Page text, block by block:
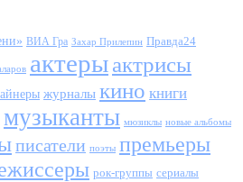
ВИА Гра Захар Прилепин Правда24
актерыактрисы
журналы кино книги
музыканты мюзиклы новые альбомы
писатели поэты премьеры
рок-группы сериалы